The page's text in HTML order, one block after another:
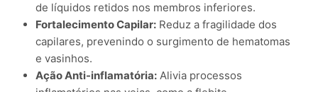
de líquidos retidos nos membros inferiores.
Fortalecimento Capilar: Reduz a fragilidade dos
capilares, prevenindo o surgimento de hematomas
e vasinhos.
Ação Anti-inflamatória: Alivia processos